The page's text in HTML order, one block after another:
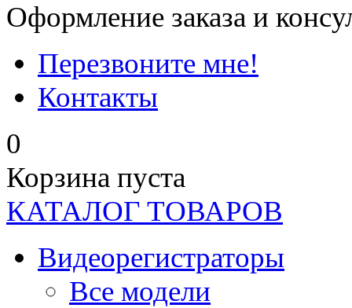
Оформление заказа и
Перезвоните мне!
Контакты
0
Корзина пуста
КАТАЛОГ ТОВАРОВ
Видеорегистраторы
Все модели